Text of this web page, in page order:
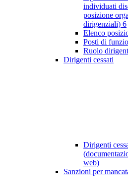
individuati
posizione
dirigenziali) 6
Elenco
Posti di
Ruolo
Dirigenti cessati
Dirigenti
web)
Sanzioni per